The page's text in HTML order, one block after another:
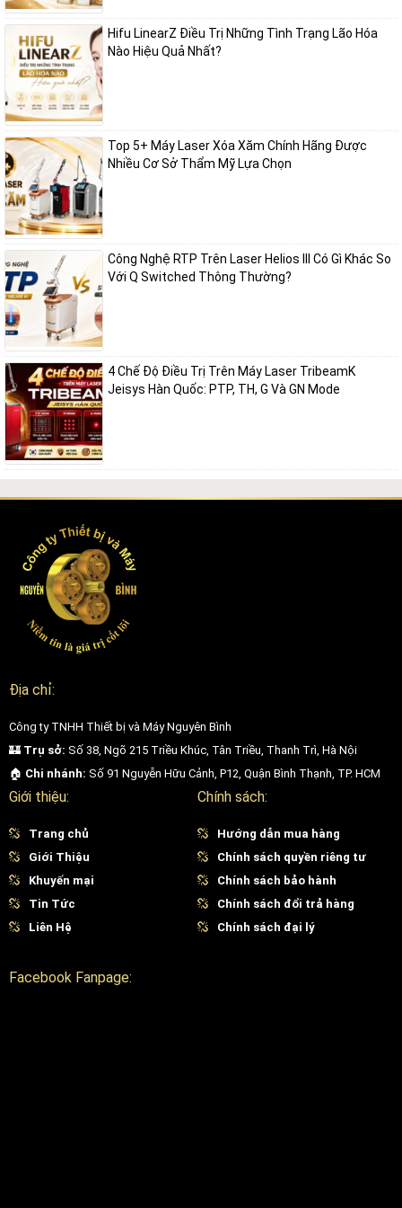
tình hướng dẫn lắp đặt, chuyển giao công nghệ, và hỗ trợ
kỹ thuật nhanh chóng.
👉 Liên hệ ngay chúng tôi để được tư vấn chi tiết và nhận báo giá ưu
đãi:
Công ty TNHH Thiết bị và Máy Nguyên Bình
Chuyên phân phối các dòng máy thẩm mỹ chính hãng cao cấp, thiết
bị Spa uy tín chất lượng trên thị trường.
Địa chỉ: Số 38, ngõ 215 Triều Khúc, Tân Triều, Thanh Trì, Hà Nội
Số điện thoại: 0947.836.788
Địa chỉ Email: thietbivamay@gmail.com
Website:thietbivamay.com
Fanpage: Thiết bị và máy Nguyên Bình
Hifu LinearZ Điều Trị Những Tình Trạng Lão Hóa
Nào Hiệu Quả Nhất?
Top 5+ Máy Laser Xóa Xăm Chính Hãng Được
Nhiều Cơ Sở Thẩm Mỹ Lựa Chọn
Công Nghệ RTP Trên Laser Helios III Có Gì Khác So
Với Q Switched Thông Thường?
4 Chế Độ Điều Trị Trên Máy Laser TribeamK
Jeisys Hàn Quốc: PTP, TH, G Và GN Mode
Địa chỉ:
Công ty TNHH Thiết bị và Máy Nguyên Bình
🏰 Trụ sở: Số 38, Ngõ 215 Triều Khúc, Tân Triều, Thanh Trì, Hà Nội
🏠 Chi nhánh: Số 91 Nguyễn Hữu Cảnh, P12, Quận Bình Thạnh, TP. HCM
Giới thiệu:
Trang chủ
Giới Thiệu
Khuyến mại
Tin Tức
Liên Hệ
Chính sách:
Hướng dẫn mua hàng
Chính sách quyền riêng tư
Chính sách bảo hành
Chính sách đổi trả hàng
Chính sách đại lý
Facebook Fanpage: